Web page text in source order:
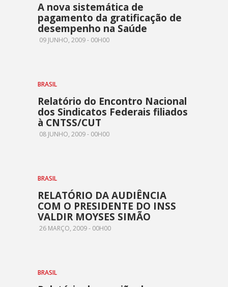
A nova sistemática de
pagamento da gratificação de
desempenho na Saúde
09 JUNHO, 2009 - 00H00
BRASIL
Relatório do Encontro Nacional
dos Sindicatos Federais filiados
à CNTSS/CUT
08 JUNHO, 2009 - 00H00
BRASIL
RELATÓRIO DA AUDIÊNCIA
COM O PRESIDENTE DO INSS
VALDIR MOYSES SIMÃO
26 MARÇO, 2009 - 00H00
BRASIL